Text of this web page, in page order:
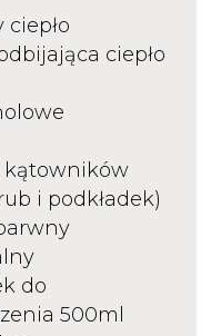
ciepło
ciepło
kątowników
i podkładek)
do
500ml